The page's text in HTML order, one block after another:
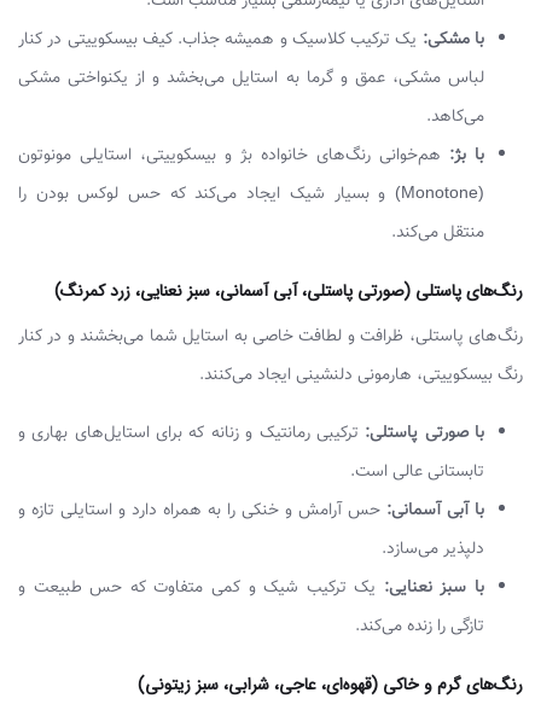
با مشکی: یک ترکیب کلاسیک و همیشه جذاب. کیف بیسکوییتی در کنار
لباس مشکی، عمق و گرما به استایل می‌بخشد و از یکنواختی مشکی
می‌کاهد.
با بژ: هم‌خوانی رنگ‌های خانواده بژ و بیسکوییتی، استایلی مونوتون
(Monotone) و بسیار شیک ایجاد می‌کند که حس لوکس بودن را
منتقل می‌کند.
رنگ‌های پاستلی (صورتی پاستلی، آبی آسمانی، سبز نعنایی، زرد کمرنگ)
رنگ‌های پاستلی، ظرافت و لطافت خاصی به استایل شما می‌بخشند و در کنار
رنگ بیسکوییتی، هارمونی دلنشینی ایجاد می‌کنند.
با صورتی پاستلی: ترکیبی رمانتیک و زنانه که برای استایل‌های بهاری و
تابستانی عالی است.
با آبی آسمانی: حس آرامش و خنکی را به همراه دارد و استایلی تازه و
دلپذیر می‌سازد.
با سبز نعنایی: یک ترکیب شیک و کمی متفاوت که حس طبیعت و
تازگی را زنده می‌کند.
رنگ‌های گرم و خاکی (قهوه‌ای، عاجی، شرابی، سبز زیتونی)